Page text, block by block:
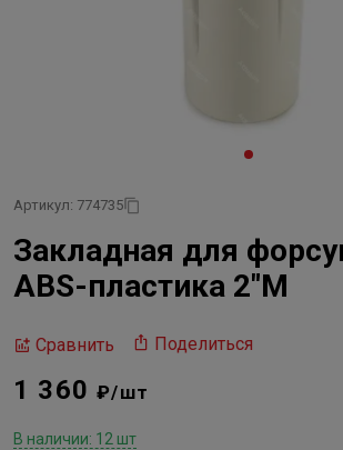
Артикул: 774735
Закладная для
ABS-пластика 2"М
Сравнить Поделиться
1 360₽/шт
В наличии: 12 шт